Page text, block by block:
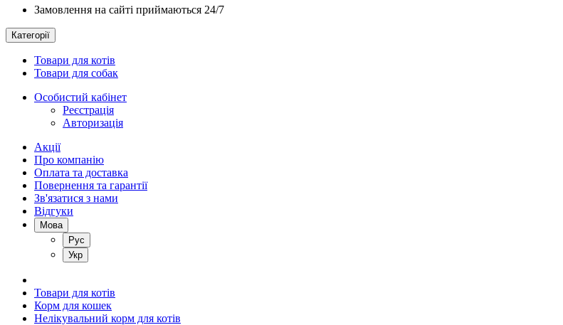
Замовлення на сайті приймаються 24/7
Категорії
Товари для котів
Товари для собак
Особистий кабінет
Реєстрація
Авторизація
Акції
Про компанію
Оплата та доставка
Повернення та гарантії
Зв'язатися з нами
Відгуки
Мова
Рус
Укр
Товари для котів
Корм для кошек
Нелікувальний корм для котів